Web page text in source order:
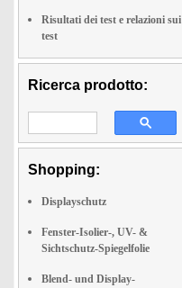
Risultati dei test e relazioni sui
test
Ricerca prodotto:
Shopping:
Displayschutz
Fenster-Isolier-, UV- &
Sichtschutz-Spiegelfolie
Blend- und Display-